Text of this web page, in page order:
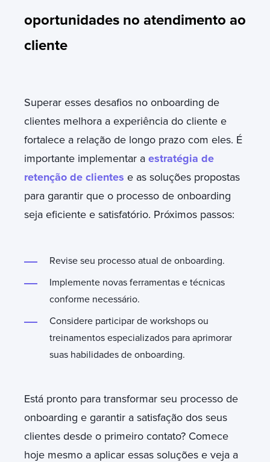
oportunidades no atendimento ao
cliente
Superar esses desafios no onboarding de
clientes melhora a experiência do cliente e
fortalece a relação de longo prazo com eles. É
importante implementar a estratégia de
retenção de clientes e as soluções propostas
para garantir que o processo de onboarding
seja eficiente e satisfatório. Próximos passos:
Revise seu processo atual de onboarding.
Implemente novas ferramentas e técnicas
conforme necessário.
Considere participar de workshops ou
treinamentos especializados para aprimorar
suas habilidades de onboarding.
Está pronto para transformar seu processo de
onboarding e garantir a satisfação dos seus
clientes desde o primeiro contato? Comece
hoje mesmo a aplicar essas soluções e veja a